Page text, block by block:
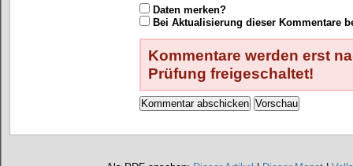
Daten merken?
Bei Aktualisierung dieser Kommentare
Kommentare werden erst
Prüfung freigeschaltet!